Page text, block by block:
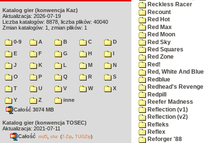
Katalog gier (konwencja Kaz)
Aktualizacja: 2026-07-19
Liczba katalogów: 8878, liczba plików: 40040
Zmian katalogów: 1, zmian plików: 1
0-9 A B C
D
E
F G H
I
J
K L M
N
O
P Q R
S
T
U V W
X
Y
Z
inne
Całość 3074 MB
Katalog gier (konwencja TOSEC)
Aktualizacja: 2021-07-11
Całość md5 sha (7-Zip TUGZip)
Reckless Racer
Recount
Red Hot
Red Max
Red Moon
Red Sky
Red Squares
Red Zone
Red!
Red, White And Blue
Redblue
Redhead's Revenge
Redpill
Reefer Madness
Reflection (v1)
Reflection (v2)
Refleks
Reflex
Reforger '88